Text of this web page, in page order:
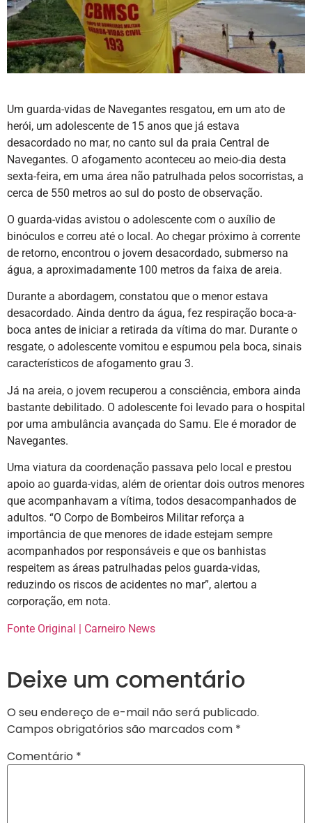
Um guarda-vidas de Navegantes resgatou, em um ato de
herói, um adolescente de 15 anos que já estava
desacordado no mar, no canto sul da praia Central de
Navegantes. O afogamento aconteceu ao meio-dia desta
sexta-feira, em uma área não patrulhada pelos socorristas, a
cerca de 550 metros ao sul do posto de observação.
O guarda-vidas avistou o adolescente com o auxílio de
binóculos e correu até o local. Ao chegar próximo à corrente
de retorno, encontrou o jovem desacordado, submerso na
água, a aproximadamente 100 metros da faixa de areia.
Durante a abordagem, constatou que o menor estava
desacordado. Ainda dentro da água, fez respiração boca-a-
boca antes de iniciar a retirada da vítima do mar. Durante o
resgate, o adolescente vomitou e espumou pela boca, sinais
característicos de afogamento grau 3.
Já na areia, o jovem recuperou a consciência, embora ainda
bastante debilitado. O adolescente foi levado para o hospital
por uma ambulância avançada do Samu. Ele é morador de
Navegantes.
Uma viatura da coordenação passava pelo local e prestou
apoio ao guarda-vidas, além de orientar dois outros menores
que acompanhavam a vítima, todos desacompanhados de
adultos. “O Corpo de Bombeiros Militar reforça a
importância de que menores de idade estejam sempre
acompanhados por responsáveis e que os banhistas
respeitem as áreas patrulhadas pelos guarda-vidas,
reduzindo os riscos de acidentes no mar”, alertou a
corporação, em nota.
Fonte Original | Carneiro News
Deixe um comentário
O seu endereço de e-mail não será publicado.
Campos obrigatórios são marcados com *
Comentário *